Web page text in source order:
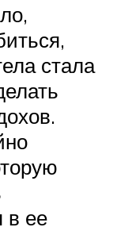
стала
в ее